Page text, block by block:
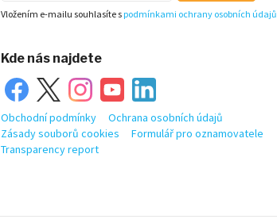
Vložením e-mailu souhlasíte s podmínkami ochrany osobních údajů
Kde nás najdete
Obchodní podmínky
Ochrana osobních údajů
Zásady souborů cookies
Formulář pro oznamovatele
Transparency report